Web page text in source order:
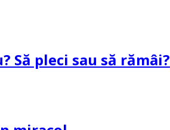
Să pleci sau să rămâi?